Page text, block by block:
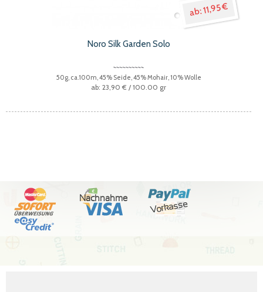
11,95 €
Noro Silk Garden Solo
50g, ca.100m, 45% Seide, 45% Mohair, 10% Wolle
23,90 € / 100.00 gr
Nachnahme
Vorkasse